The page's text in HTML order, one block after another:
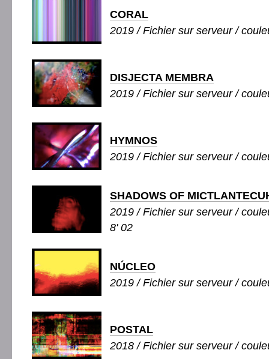
CORAL
2019 / Fichier sur serveur /
DISJECTA MEMBRA
2019 / Fichier sur serveur /
HYMNOS
2019 / Fichier sur serveur /
SHADOWS OF
2019 / Fichier sur serveur /
8' 02
NÚCLEO
2019 / Fichier sur serveur /
POSTAL
2018 / Fichier sur serveur /